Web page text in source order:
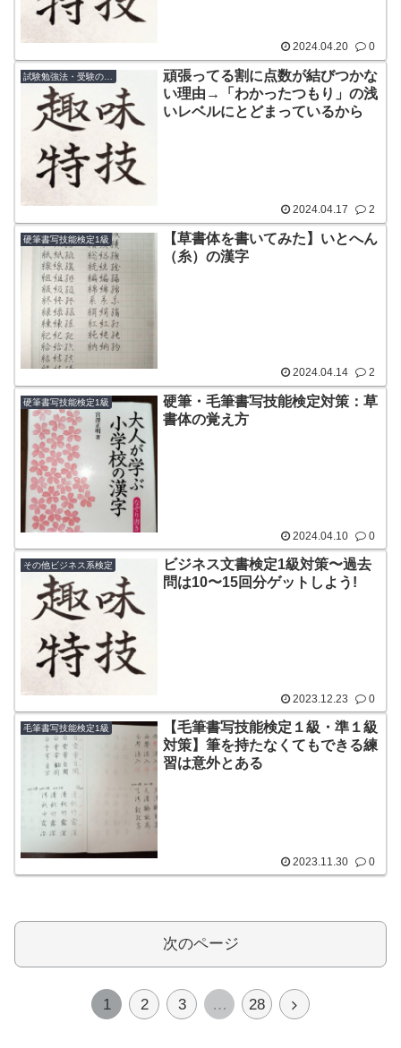
2024.04.20 0
頑張ってる割に点数が結びつかな
い理由→「わかったつもり」の浅
いレベルにとどまっているから
2024.04.17 2
硬筆書写技能検定1級
【草書体を書いてみた】いとへん
（糸）の漢字
2024.04.14 2
硬筆書写技能検定1級
硬筆・毛筆書写技能検定対策：草
書体の覚え方
2024.04.10 0
その他ビジネス系検定
ビジネス文書検定1級対策〜過去
問は10〜15回分ゲットしよう!
2023.12.23 0
毛筆書写技能検定1級
【毛筆書写技能検定１級・準１級
対策】筆を持たなくてもできる練
習は意外とある
2023.11.30 0
次のページ
1 2 3 … 28
次